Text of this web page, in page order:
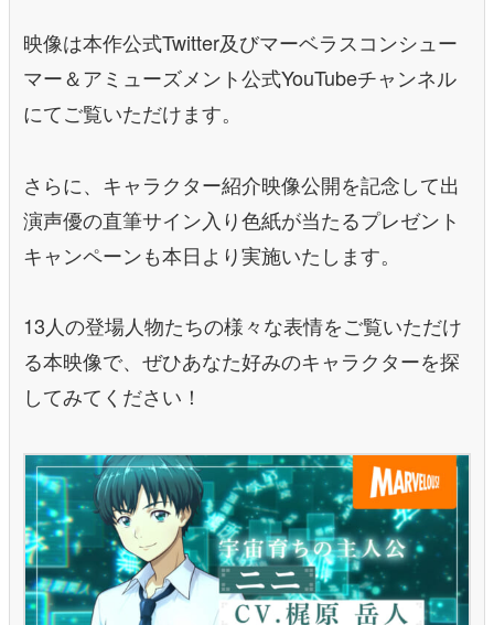
映像は本作公式Twitter及びマーベラスコンシュー
マー＆アミューズメント公式YouTubeチャンネル
にてご覧いただけます。
さらに、キャラクター紹介映像公開を記念して出
演声優の直筆サイン入り色紙が当たるプレゼント
キャンペーンも本日より実施いたします。
13人の登場人物たちの様々な表情をご覧いただけ
る本映像で、ぜひあなた好みのキャラクターを探
してみてください！